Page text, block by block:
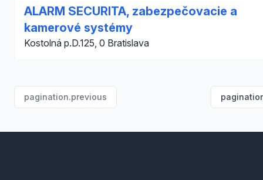
ALARM SECURITA, zabezpečovacie a
kamerové systémy
Kostolná p.D.125, 0 Bratislava
pagination.previous